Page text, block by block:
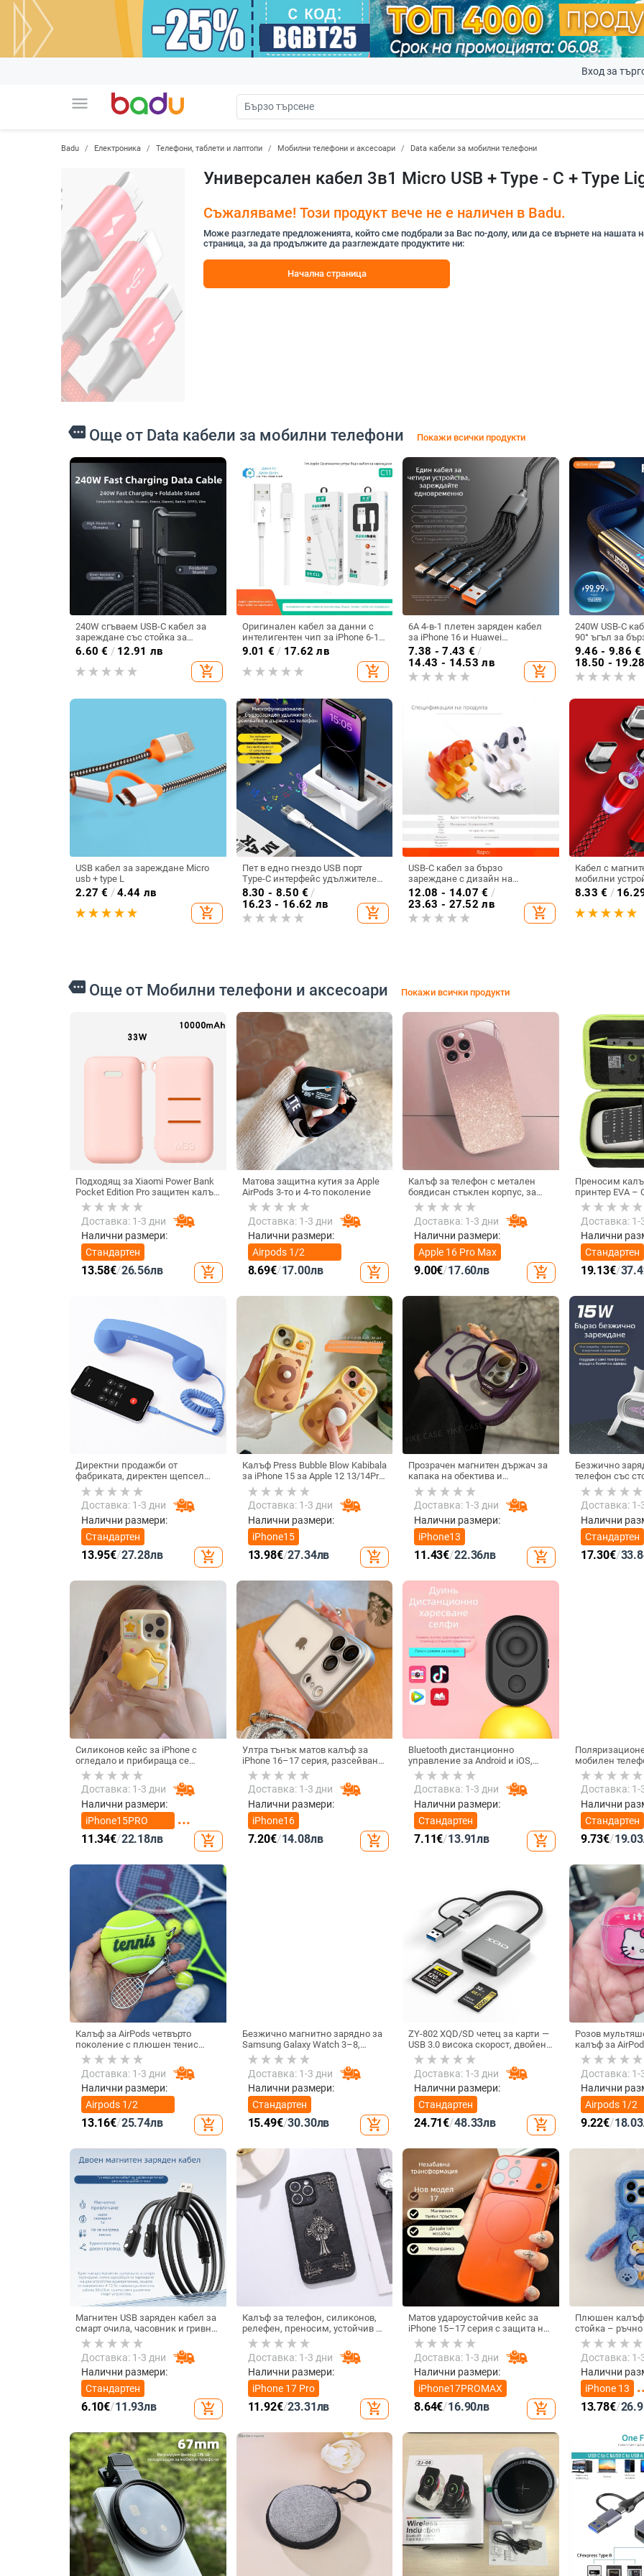
menu
Вход за
Badu Електроника Телефони, таблети и лаптопи Мобилни телефони и аксесоари Data кабели за мобилни телефони
Универсален кабел 3в1 Micro USB + Type - C + Type
Съжаляваме! Този продукт вече не е наличен в Badu.
Може разгледате предложенията, който сме подбрали за Вас по-долу, или да се върнете на нашата
страница, за да продължите да разглеждате продуктите ни:
Начална страница
more Още от Data кабели за мобилни телефони Покажи всички продукти
240W сгъваем USB-C кабел за
зареждане със стойка за
телефон, плетен, черен,
дължина 1–2 м, PD бързо
зареждане
6.60 € / 12.91 лв
add_shopping_cart
Оригинален кабел за данни с
интелигентен чип за iPhone 6-14
серия, Lightning, 12W, бял, модел
G-C11
9.01 € / 17.62 лв
add_shopping_cart
6A 4-в-1 плетен заряден кабел
за iPhone 16 и Huawei
устройства, бързо зареждане
USB-C, Micro-USB и Mini-USB,
дължина 1,2 м
7.38 - 7.43 € /
14.43 - 14.53 лв
add_shopping_cart
240W USB-C
90° ъгъл за
пренос на
мобилни
кабел с
9.46 - 9.86 €
18.50 -
USB кабел за зареждане Micro
usb + type L
2.27 € /4.44 лв
add_shopping_cart
Пет в едно гнездо USB порт
Type-C интерфейс удължителен
кабел адаптер хъб докинг
станция усилвател едно към
пет
8.30 - 8.50 € /
16.23 - 16.62 лв
add_shopping_cart
USB-C кабел за бързо
зареждане с дизайн на
подвижно кученце, дължина 1–
2 м
12.08 - 14.07 € /
23.63 - 27.52 лв
add_shopping_cart
Кабел с
мобилни
iOS - бързо
USB и LIghting в
8.33 € /
more Още от Мобилни телефони и аксесоари Покажи всички продукти
Подходящ за Xiaomi Power Bank
Pocket Edition Pro защитен калъф
33W силиконов 10000mA
неплъзгащ се защитен калъф за
Power Bank
Доставка: 1-3 дни
Налични размери:
Стандартен
13.58€/26.56лв add_shopping_cart
Матова защитна кутия за Apple
AirPods 3-то и 4-то поколение
Доставка: 1-3 дни
Налични размери:
Airpods 1/2
поколение
8.69€/17.00лв add_shopping_cart
Калъф за телефон с метален
боядисан стъклен корпус, за
iPhone 11–14 Pro Max,
охлаждане, модел YK263
Доставка: 1-3 дни
Налични размери:
Apple 16 Pro Max
9.00€/17.60лв add_shopping_cart
Преносим
принтер EVA –
горещо
Доставка: 1-
Налични
Стандартен
19.13€/
Директни продажби от
фабриката, директен щепсел
тип C, мобилен телефон, Douyin
Internet Celebrity, електрически
микрофон, слушалки с C порт,
кабелна слушалка
Доставка: 1-3 дни
Налични размери:
Стандартен
13.95€/27.28лв add_shopping_cart
Калъф Press Bubble Blow Kabibala
за iPhone 15 за Apple 12 13/14Pro
Max, устойчив на изпускане 11
Доставка: 1-3 дни
Налични размери:
iPhone15
13.98€/27.34лв add_shopping_cart
Прозрачен магнитен държач за
капака на обектива и
удароустойчив твърд калъф за
iPhone 17 Pro Max
Доставка: 1-3 дни
Налични размери:
iPhone13
11.43€/22.36лв add_shopping_cart
Безжично
телефон със
монтаж за
вертикално
15 W, Бързо
Доставка: 1-
Налични
Стандартен
17.30€/
Силиконов кейс за iPhone с
огледало и прибираща се
подвижна стойка в дизайн на
петолъчка, съвместим с iPhone
13–17 Pro/Max
Доставка: 1-3 дни
Налични размери:
iPhone15PRO
MAX
iPhone16PRO
11.34€/22.18лв add_shopping_cart
Ултра тънък матов калъф за
iPhone 16–17 серия, разсейване
на топлината, пълно покритие,
удароустойчив и устойчив на
отпечатъци
Доставка: 1-3 дни
Налични размери:
iPhone16
7.20€/14.08лв add_shopping_cart
Bluetooth дистанционно
управление за Android и iOS,
универсално за снимки и
видеозаписи, модел 6-key
tremolo, Vernon, ABS материал,
тегло 15 g
Доставка: 1-3 дни
Налични размери:
Стандартен
7.11€/13.91лв add_shopping_cart
мобилен
резолюция —
GZM
Доставка: 1-
Налични
Стандартен
9.73€/19.03
Калъф за AirPods четвърто
поколение с плюшен тенис
мотив, силиконов 3D дизайн,
съвместим с AirPods 3 и Pro 2
Доставка: 1-3 дни
Налични размери:
Airpods 1/2
поколение
13.16€/25.74лв add_shopping_cart
Безжично магнитно зарядно за
Samsung Galaxy Watch 3–8,
Active 1/2 • QC2.0 • Магнитно
зареждане • 3W / 1A
Доставка: 1-3 дни
Налични размери:
Стандартен
15.49€/30.30лв add_shopping_cart
ZY-802 XQD/SD четец за карти —
USB 3.0 висока скорост, двойен
интерфейс Type-C и USB,
алуминиев сплав + ABS
Доставка: 1-3 дни
Налични размери:
Стандартен
24.71€/48.33лв add_shopping_cart
Розов
калъф за
котка
Доставка: 1-
Налични
Airpods 1/2
поколение
9.22€/18.03
Магнитен USB заряден кабел за
смарт очила, часовник и гривна
– едно към две, съвместим с
4.0-12.3, марка Rising Sun
Доставка: 1-3 дни
Налични размери:
Стандартен
6.10€/11.93лв add_shopping_cart
Калъф за телефон, силиконов,
релефен, преносим, устойчив на
падане, за iPhone 17 Pro Max
Доставка: 1-3 дни
Налични размери:
iPhone 17 Pro
11.92€/23.31лв add_shopping_cart
Матов удароустойчив кейс за
iPhone 15–17 серия с защита на
обектива и магнитно
закрепване, в различни цветове
Доставка: 1-3 дни
Налични размери:
iPhone17PROMAX
8.64€/16.90лв add_shopping_cart
Плюшен калъф
стойка – ръчно
карикатурен
Stitch, защита
за iPhone 11–17
Доставка: 1-
Налични
iPhone 13
iPhone 17
13.78€/